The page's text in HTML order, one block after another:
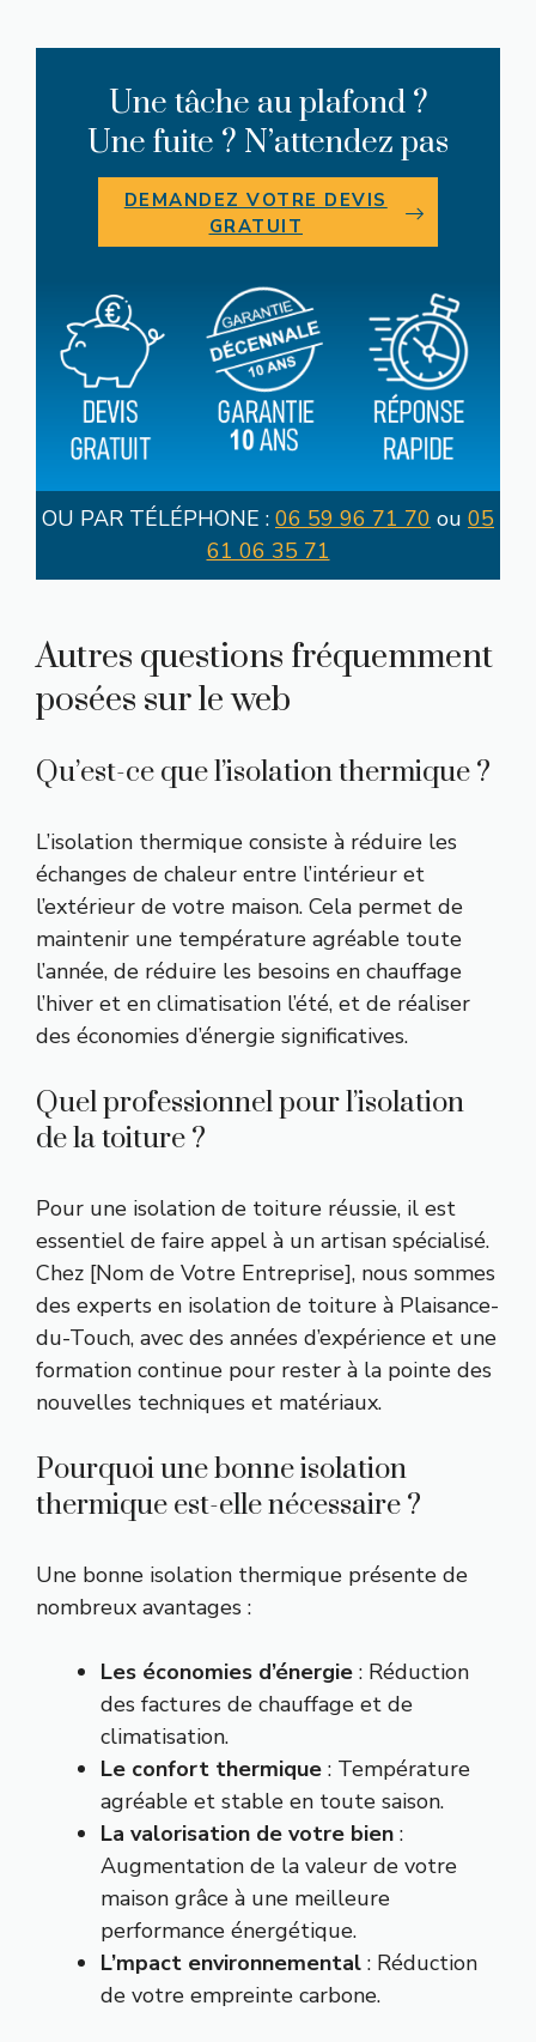
Une tâche au plafond ?
Une fuite ? N’attendez pas
DEMANDEZ VOTRE DEVIS
GRATUIT
OU PAR TÉLÉPHONE : 06 59 96 71 70 ou 05
61 06 35 71
Autres questions fréquemment
posées sur le web
Qu’est-ce que l’isolation thermique ?
L’isolation thermique consiste à réduire les
échanges de chaleur entre l’intérieur et
l’extérieur de votre maison. Cela permet de
maintenir une température agréable toute
l’année, de réduire les besoins en chauffage
l’hiver et en climatisation l’été, et de réaliser
des économies d’énergie significatives.
Quel professionnel pour l’isolation
de la toiture ?
Pour une isolation de toiture réussie, il est
essentiel de faire appel à un artisan spécialisé.
Chez [Nom de Votre Entreprise], nous sommes
des experts en isolation de toiture à Plaisance-
du-Touch, avec des années d’expérience et une
formation continue pour rester à la pointe des
nouvelles techniques et matériaux.
Pourquoi une bonne isolation
thermique est-elle nécessaire ?
Une bonne isolation thermique présente de
nombreux avantages :
Les économies d’énergie : Réduction
des factures de chauffage et de
climatisation.
Le confort thermique : Température
agréable et stable en toute saison.
La valorisation de votre bien :
Augmentation de la valeur de votre
maison grâce à une meilleure
performance énergétique.
L’mpact environnemental : Réduction
de votre empreinte carbone.